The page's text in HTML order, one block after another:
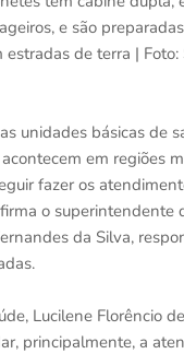
e são
de terra | Foto:
unidades básicas de
em regiões
fazer os
o superintendente
da Silva,
Lucilene Florêncio
principalmente, a